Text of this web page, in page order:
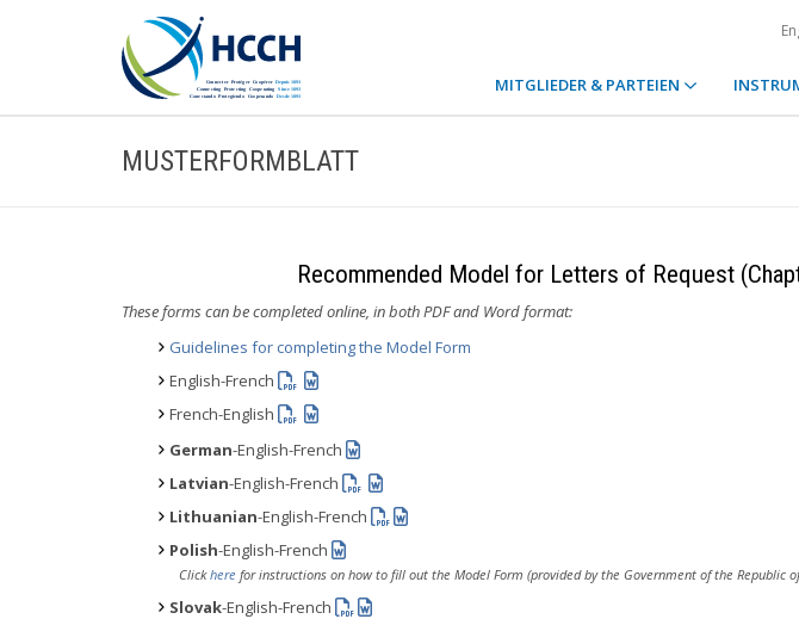
MITGLIEDER & PARTEIEN
MUSTERFORMBLATT
Recommended Model for Letters of Request
These forms can be completed online, in both PDF and Word format:
Guidelines for completing the Model Form
English-French
French-English
German-English-French
Latvian-English-French
Lithuanian-English-French
Polish-English-French
Clickhere for instructions on how to fill out the Model Form (provided by the Government of the Republic
Slovak-English-French